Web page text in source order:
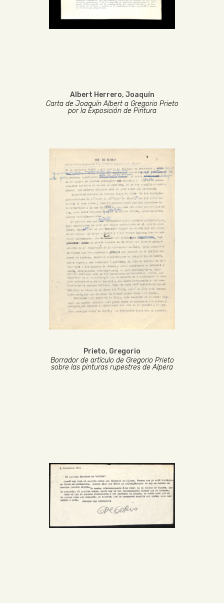
Albert Herrero, Joaquín
Carta de Joaquín Albert a Gregorio Prieto
por la Exposición de Pintura
Prieto, Gregorio
Borrador de artículo de Gregorio Prieto
sobre las pinturas rupestres de Alpera